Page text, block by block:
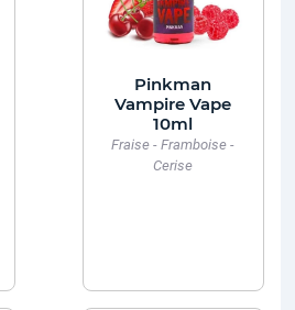
Pinkman
Vampire Vape
10ml
Fraise - Framboise -
Cerise